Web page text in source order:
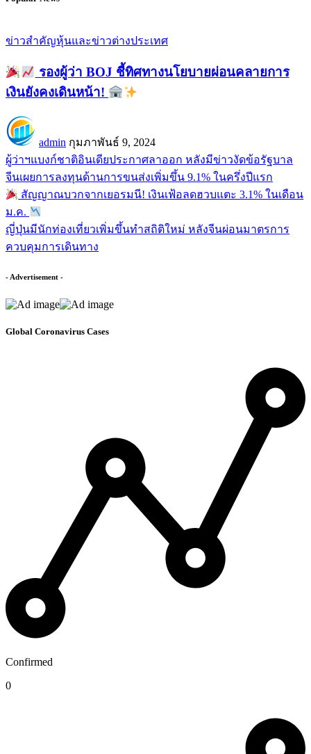
ข่าวสำคัญหุ้นและข่าวต่างประเทศ
รองผู้ว่า BOJ ชี้ทิศทางนโยบายผ่อนคลายการ
เงินยังคงเดินหน้า!
admin กุมภาพันธ์ 9, 2024
ผู้ว่าฯแบงก์ชาติอินเดียประกาศลาออก หลังมีข่าวงัดข้อรัฐบาล
จีนเผยการลงทุนด้านการขนส่งเพิ่มขึ้น 9.1% ในครึ่งปีแรก
สัญญาณบวกจากเยอรมนี! เงินเฟ้อลดฮวบแตะ 3.1% ในเดือน
ม.ค.
ญี่ปุ่นมีนักท่องเที่ยวเพิ่มขึ้นทำสถิติใหม่ หลังจีนผ่อนมาตรการ
ควบคุมการเดินทาง
- Advertisement -
Global Coronavirus Cases
Confirmed
0